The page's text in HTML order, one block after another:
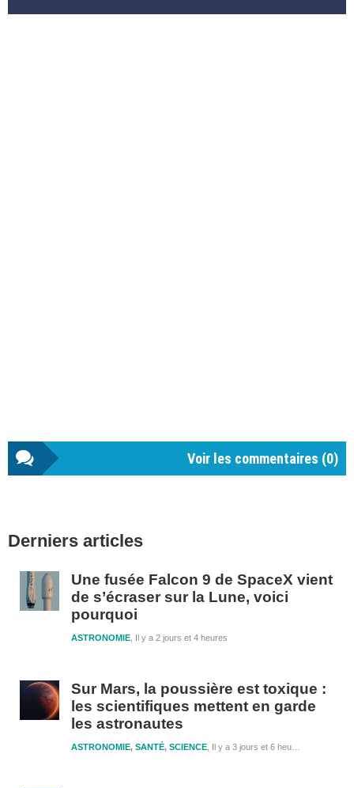
Voir les commentaires (0)
latérale
Derniers articles
Une fusée Falcon 9 de SpaceX vient
de s’écraser sur la Lune, voici
pourquoi
Il y a 2 jours et 4 heures
ASTRONOMIE
Sur Mars, la poussière est toxique :
les scientifiques mettent en garde
les astronautes
Il y a 3 jours et 6 heures
ASTRONOMIE, SANTÉ, SCIENCE